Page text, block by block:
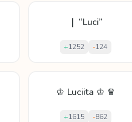
❙ “Luci”
+1252 -124
♔ Luciita ♔ ♛
+1615 -862